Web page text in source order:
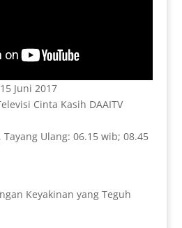
Juni 2017
Cinta Kasih DAAITV
Ulang: 06.15 wib; 08.45
Keyakinan yang Teguh